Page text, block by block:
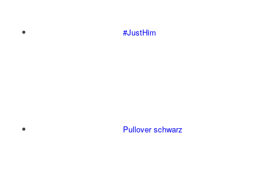
#JustHim
Pullover schwarz